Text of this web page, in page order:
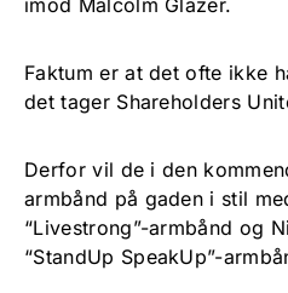
Faktum er at det ofte ikke
det tager Shareholders
Derfor vil de i den
armbånd på gaden i stil
“Livestrong”-armbånd og
“StandUp SpeakUp”-